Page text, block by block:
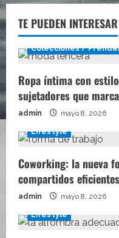
TE PUEDEN INTERESAR
Colecciones /
Ropa íntima con
sujetadores que
admin mayo 8, 2026
Lifestyle
Coworking: la nueva
compartidos
admin mayo 8, 2026
Lifestyle